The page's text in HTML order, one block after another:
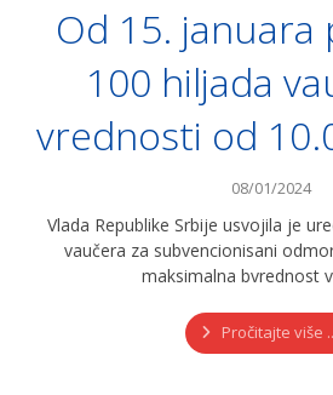
Od 15. januara
100 hiljada
vrednosti od
08/01/2024
Vlada Republike Srbije usvojila je
vaučera za subvencionisani
maksimalna bvrednost
Pročitajte više